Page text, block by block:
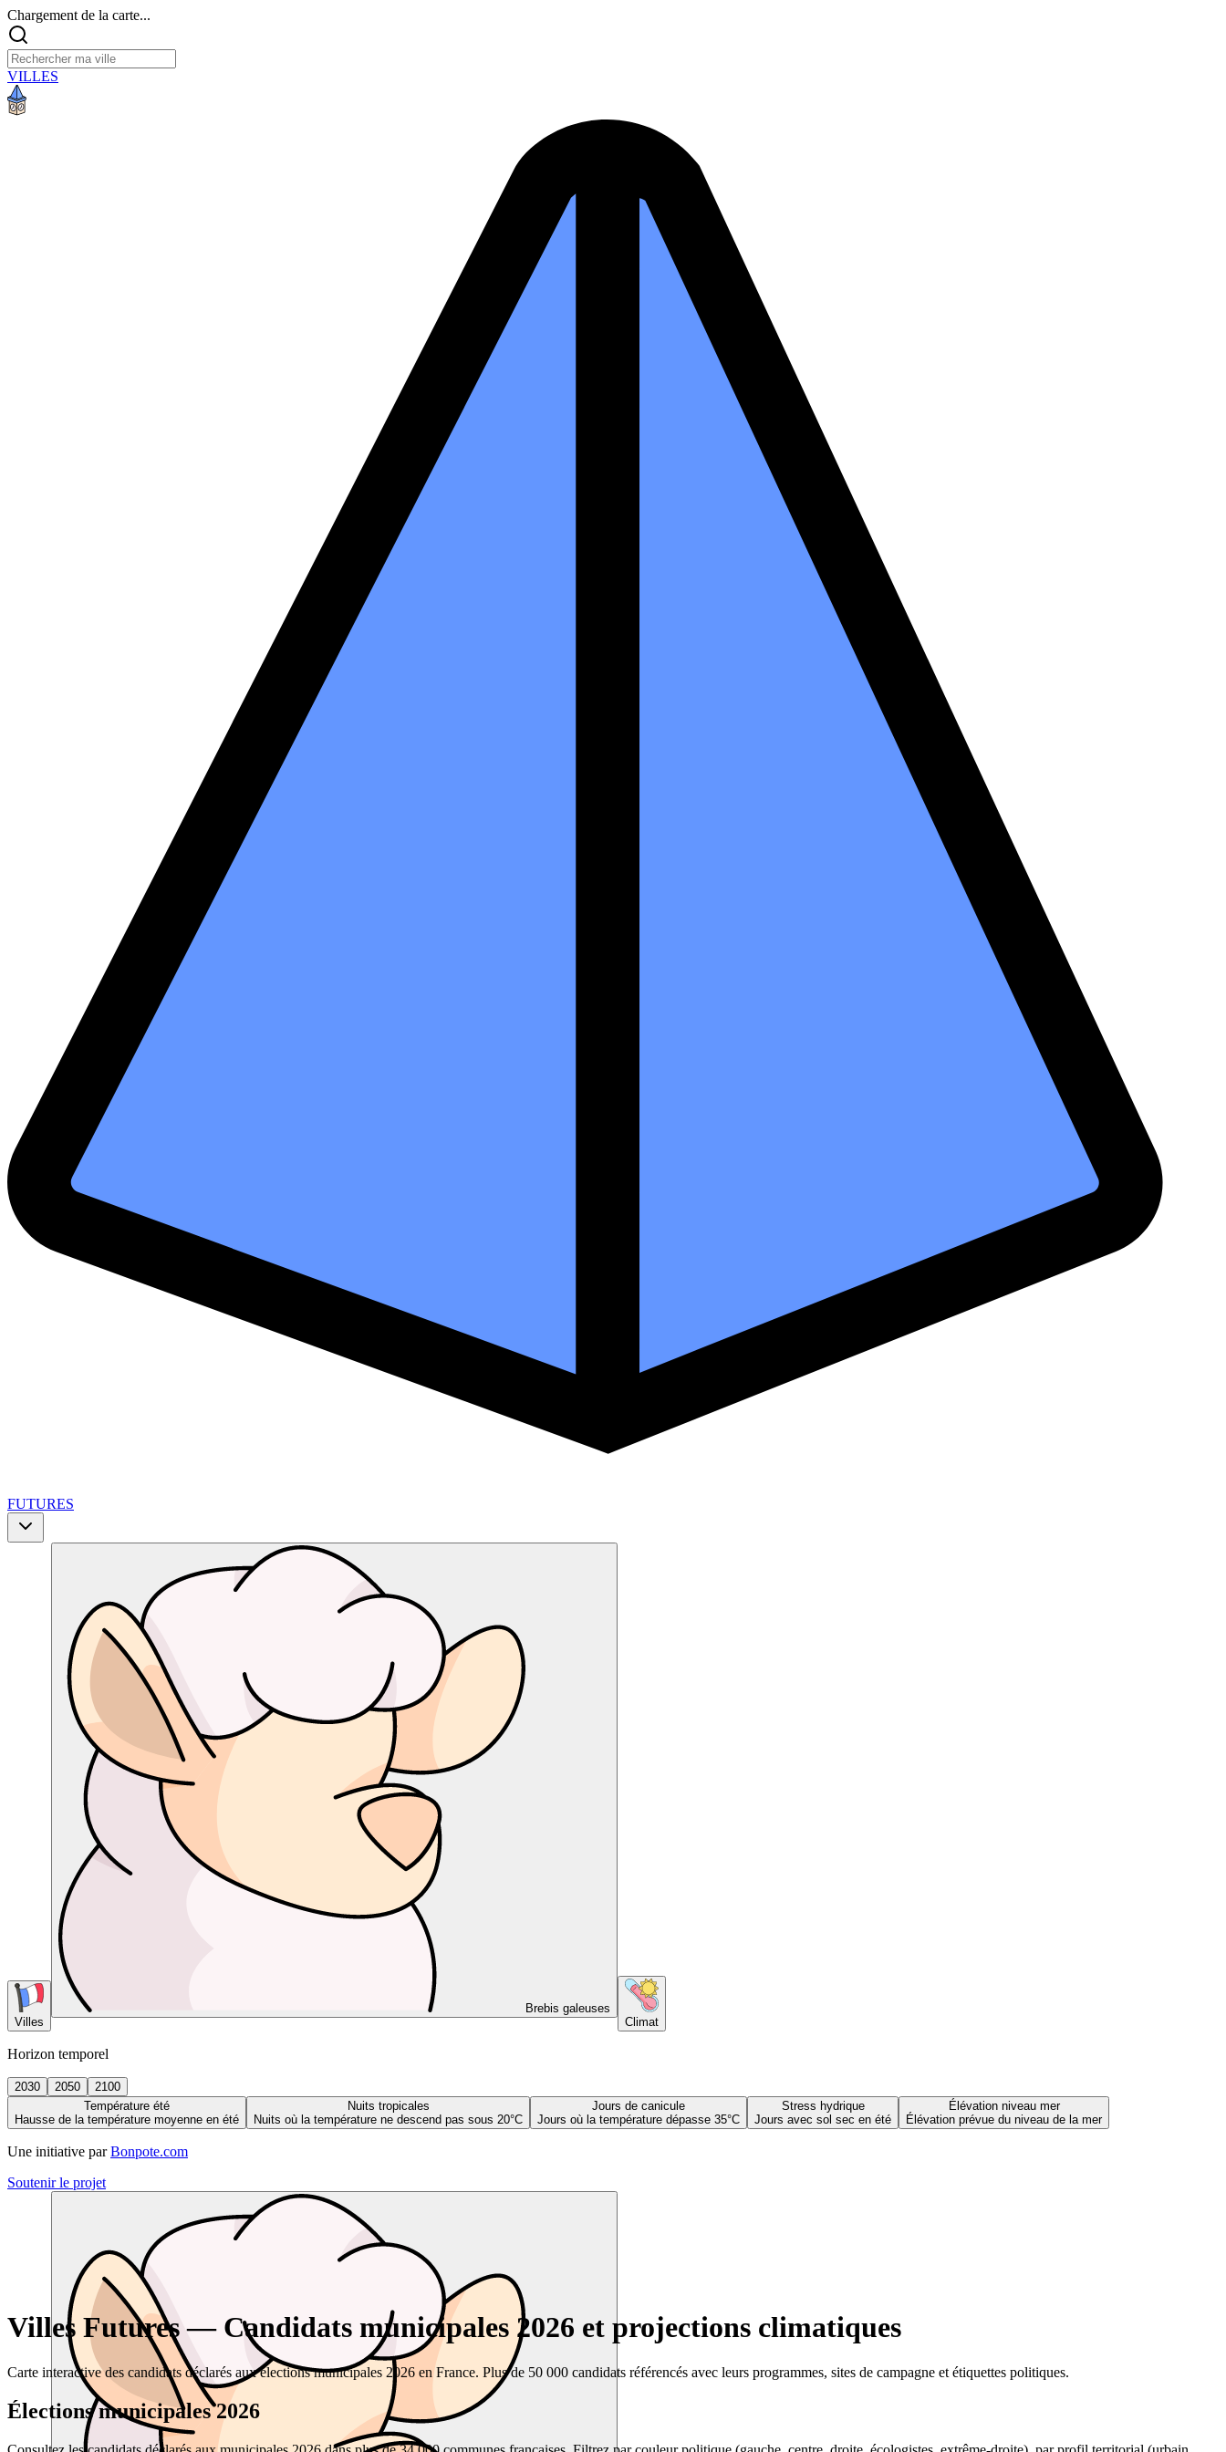
Chargement de la carte...
VILLES
FUTURES
Villes
Brebis galeuses
Climat
Horizon temporel
2030 2050
2100
Température été
Hausse de la température moyenne en été
Nuits tropicales
Nuits où la température ne descend pas sous 20°C
Jours de canicule
Jours où la température dépasse 35°C
Stress hydrique
Jours avec sol sec en été
Élévation niveau mer
Élévation prévue du niveau de la mer
Une initiative par Bonpote.com
Soutenir le projet
Villes Futures — Candidats municipales 2026 et projections climatiques
Carte interactive des candidats déclarés aux élections municipales 2026 en France. Plus de 50 000 candidats référencés avec leurs programmes, sites de campagne et étiquettes politiques.
Élections municipales 2026